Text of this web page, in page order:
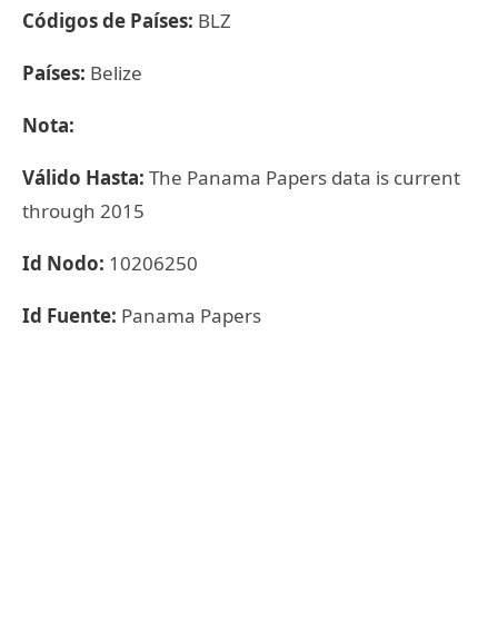
Códigos de Países: BLZ
Países: Belize
Nota:
Válido Hasta: The Panama Papers data is current
through 2015
Id Nodo: 10206250
Id Fuente: Panama Papers